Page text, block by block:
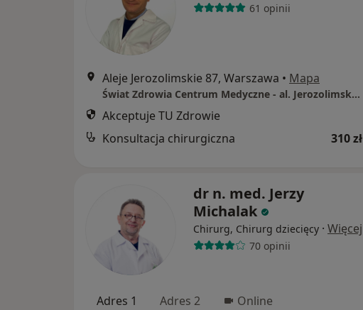
61 opinii
Aleje Jerozolimskie 87, Warszawa • Mapa
Świat Zdrowia Centrum Medyczne - al. Jerozolimskie 87, Warszawa
Akceptuje TU Zdrowie
Konsultacja chirurgiczna
310 zł
dr n. med. Jerzy
Michalak
Chirurg, Chirurg dziecięcy · Więcej
70 opinii
Adres 1 Adres 2 Online